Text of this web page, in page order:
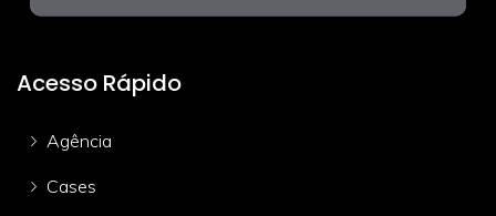
Acesso Rápido
Agência
Cases